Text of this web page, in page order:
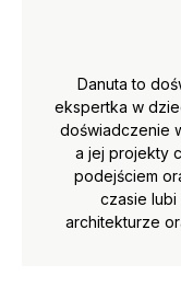
Danuta to
ekspertka w
doświadczenie
a jej projekty
podejściem
czasie
architekturze